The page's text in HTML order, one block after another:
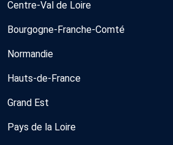
Centre-Val de Loire
Bourgogne-Franche-Comté
Normandie
Hauts-de-France
Grand Est
Pays de la Loire